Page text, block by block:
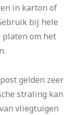
in karton of
bij hele
om het
gelden zeer
straling kan
vliegtuigen